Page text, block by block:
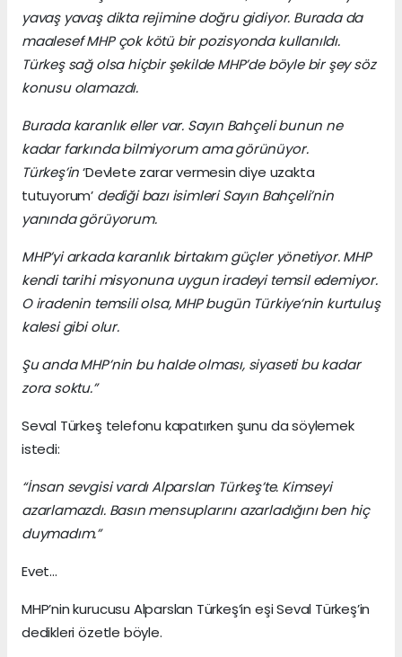
yavaş yavaş dikta rejimine doğru gidiyor. Burada da
maalesef MHP çok kötü bir pozisyonda kullanıldı.
Türkeş sağ olsa hiçbir şekilde MHP’de böyle bir şey söz
konusu olamazdı.
Burada karanlık eller var. Sayın Bahçeli bunun ne
kadar farkında bilmiyorum ama görünüyor.
Türkeş’in‘Devlete zarar vermesin diye uzakta
tutuyorum’ dediği bazı isimleri Sayın Bahçeli’nin
yanında görüyorum.
MHP’yi arkada karanlık birtakım güçler yönetiyor. MHP
kendi tarihi misyonuna uygun iradeyi temsil edemiyor.
O iradenin temsili olsa, MHP bugün Türkiye’nin kurtuluş
kalesi gibi olur.
Şu anda MHP’nin bu halde olması, siyaseti bu kadar
zora soktu.”
Seval Türkeş telefonu kapatırken şunu da söylemek
istedi:
“İnsan sevgisi vardı Alparslan Türkeş’te. Kimseyi
azarlamazdı. Basın mensuplarını azarladığını ben hiç
duymadım.”
Evet...
MHP’nin kurucusu Alparslan Türkeş’in eşi Seval Türkeş’in
dedikleri özetle böyle.